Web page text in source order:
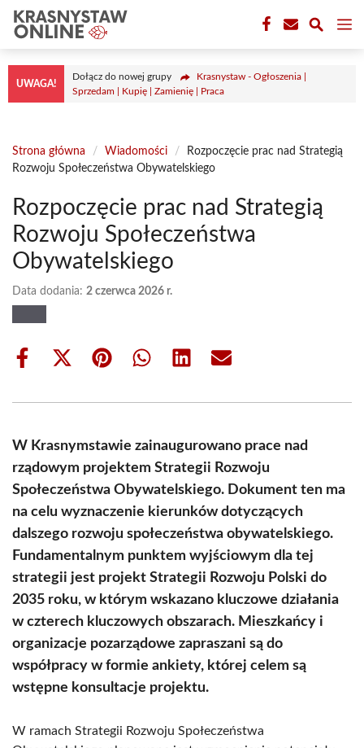
Przejdź
treści
UWAGA!
Dołącz do nowej grupy
Krasnystaw - Ogłoszenia |
Sprzedam | Kupię | Zamienię | Praca
Strona główna / Wiadomości /
Rozpoczęcie prac nad Strategią
Rozwoju Społeczeństwa Obywatelskiego
Rozpoczęcie prac nad Strategią
Rozwoju Społeczeństwa
Obywatelskiego
Data dodania: 2 czerwca 2026 r.
Share
Share
(Twitter)
Share Share Share Share
W Krasnymstawie zainaugurowano prace nad
rządowym projektem Strategii Rozwoju
Społeczeństwa Obywatelskiego. Dokument ten ma
na celu wyznaczenie kierunków dotyczących
dalszego rozwoju społeczeństwa obywatelskiego.
Fundamentalnym punktem wyjściowym dla tej
strategii jest projekt Strategii Rozwoju Polski do
2035 roku, w którym wskazano kluczowe działania
w czterech kluczowych obszarach. Mieszkańcy i
organizacje pozarządowe zapraszani są do
współpracy w formie ankiety, której celem są
wstępne konsultacje projektu.
W ramach Strategii Rozwoju Społeczeństwa